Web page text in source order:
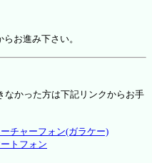
らお進み下さい。
なかった方は下記リンクからお手
チャーフォン(ガラケー)
トフォン